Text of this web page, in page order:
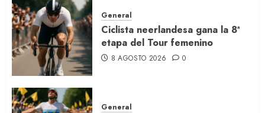
General
Ciclista neerlandesa gana la 8ª
etapa del Tour femenino
8 AGOSTO 2026 0
General